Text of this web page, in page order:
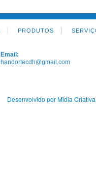
PRODUTOS
Email:
handortecdh@gmail.com
Desenvolvido por Midia